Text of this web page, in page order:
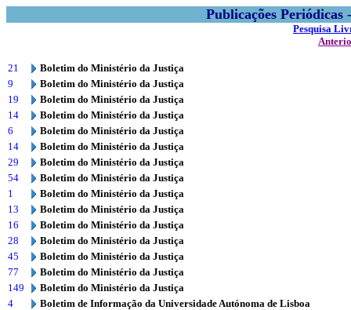
Publicações
Pesquisa
21
Boletim do Ministério da Justiça
9
Boletim do Ministério da Justiça
19
Boletim do Ministério da Justiça
14
Boletim do Ministério da Justiça
6
Boletim do Ministério da Justiça
14
Boletim do Ministério da Justiça
29
Boletim do Ministério da Justiça
54
Boletim do Ministério da Justiça
1
Boletim do Ministério da Justiça
13
Boletim do Ministério da Justiça
16
Boletim do Ministério da Justiça
28
Boletim do Ministério da Justiça
45
Boletim do Ministério da Justiça
77
Boletim do Ministério da Justiça
149
Boletim do Ministério da Justiça
4
Boletim de Informação da Universidade Autónoma de Lisboa